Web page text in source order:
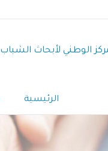
الوطني لأبحاث الشباب
Navigation
الرئيسية